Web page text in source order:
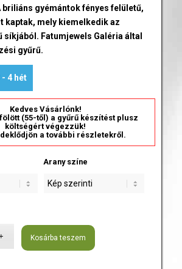
gyémántok fényes felületű,
kaptak, mely kiemelkedik az
síkjából. Fatumjewels Galéria által
gyűrű.
4 hét
Kedves Vásárlónk!
(55-től) a gyűrű készítést plusz
költségért végezzük!
a további részletekről.
Arany színe
Kosárba teszem